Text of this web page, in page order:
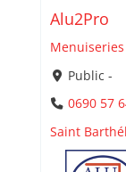
Alu2Pro
Public -
0690 57
Saint